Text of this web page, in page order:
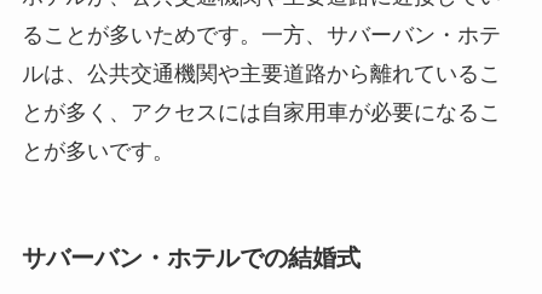
ることが多いためです。一方、サバーバン・ホテ
ルは、公共交通機関や主要道路から離れているこ
とが多く、アクセスには自家用車が必要になるこ
とが多いです。
サバーバン・ホテルでの結婚式